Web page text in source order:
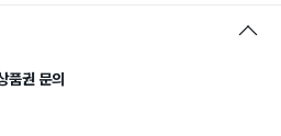
품권 문의